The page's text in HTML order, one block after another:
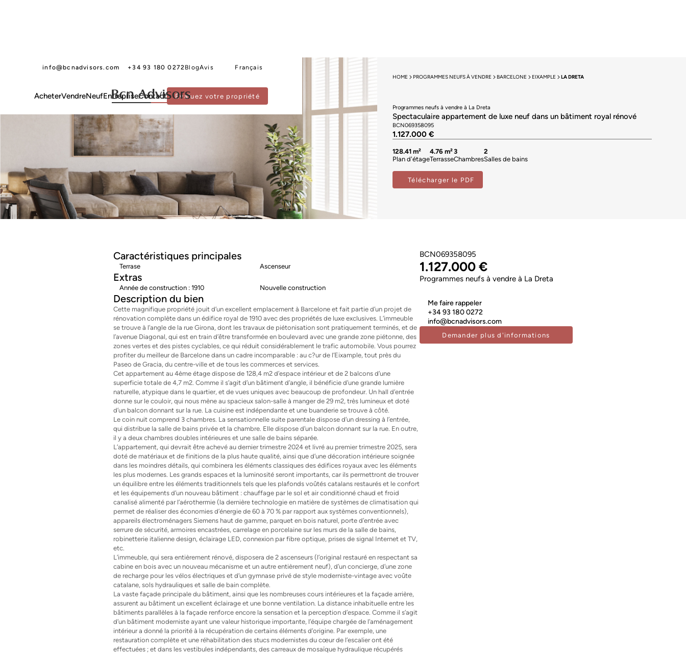
info@bcnadvisors.com +34 93 180 0272BlogAvis Français
AcheterVendreNeufEntrepriseContact Évaluez votre propriété
HOME PROGRAMMES NEUFS À VENDRE BARCELONE EIXAMPLE LA DRETA
Télécharger le PDF
Programmes neufs à vendre à La Dreta
Spectaculaire appartement de luxe neuf dans un bâtiment royal rénové
BCN069358095
1.127.000 €
128.41 m²
Plan d'étage
4.76 m²
Terrasse
3
Chambres
2
Salles de bains
Caractéristiques principales
Terrase Ascenseur
Extras
Année de construction : 1910 Nouvelle construction
Description du bien
Cette magnifique propriété jouit d’un excellent emplacement à Barcelone et fait partie d’un projet de
rénovation complète dans un édifice royal de 1910 avec des propriétés de luxe exclusives. L’immeuble
se trouve à l’angle de la rue Girona, dont les travaux de piétonisation sont pratiquement terminés, et de
l’avenue Diagonal, qui est en train d’être transformée en boulevard avec une grande zone piétonne, des
zones vertes et des pistes cyclables, ce qui réduit considérablement le trafic automobile. Vous pourrez
profiter du meilleur de Barcelone dans un cadre incomparable : au c?ur de l’Eixample, tout près du
Paseo de Gracia, du centre-ville et de tous les commerces et services.
Cet appartement au 4ème étage dispose de 128,4 m2 d’espace intérieur et de 2 balcons d’une
superficie totale de 4,7 m2. Comme il s’agit d’un bâtiment d’angle, il bénéficie d’une grande lumière
naturelle, atypique dans le quartier, et de vues uniques avec beaucoup de profondeur. Un hall d’entrée
donne sur le couloir, qui nous mène au spacieux salon-salle à manger de 29 m2, très lumineux et doté
d’un balcon donnant sur la rue. La cuisine est indépendante et une buanderie se trouve à côté.
Le coin nuit comprend 3 chambres. La sensationnelle suite parentale dispose d’un dressing à l’entrée,
qui distribue la salle de bains privée et la chambre. Elle dispose d’un balcon donnant sur la rue. En outre,
il y a deux chambres doubles intérieures et une salle de bains séparée.
L’appartement, qui devrait être achevé au dernier trimestre 2024 et livré au premier trimestre 2025, sera
doté de matériaux et de finitions de la plus haute qualité, ainsi que d’une décoration intérieure soignée
dans les moindres détails, qui combinera les éléments classiques des édifices royaux avec les éléments
les plus modernes. Les grands espaces et la luminosité seront importants, car ils permettront de trouver
un équilibre entre les éléments traditionnels tels que les plafonds voûtés catalans restaurés et le confort
et les équipements d’un nouveau bâtiment : chauffage par le sol et air conditionné chaud et froid
canalisé alimenté par l’aérothermie (la dernière technologie en matière de systèmes de climatisation qui
permet de réaliser des économies d’énergie de 60 à 70 % par rapport aux systèmes conventionnels),
appareils électroménagers Siemens haut de gamme, parquet en bois naturel, porte d’entrée avec
serrure de sécurité, armoires encastrées, carrelage en porcelaine sur les murs de la salle de bains,
robinetterie italienne design, éclairage LED, connexion par fibre optique, prises de signal Internet et TV,
etc.
L’immeuble, qui sera entièrement rénové, disposera de 2 ascenseurs (l’original restauré en respectant sa
cabine en bois avec un nouveau mécanisme et un autre entièrement neuf), d’un concierge, d’une zone
de recharge pour les vélos électriques et d’un gymnase privé de style moderniste-vintage avec voûte
catalane, sols hydrauliques et salle de bain complète.
La vaste façade principale du bâtiment, ainsi que les nombreuses cours intérieures et la façade arrière,
assurent au bâtiment un excellent éclairage et une bonne ventilation. La distance inhabituelle entre les
bâtiments parallèles à la façade renforce encore la sensation et la perception d’espace. Comme il s’agit
d’un bâtiment moderniste ayant une valeur historique importante, l’équipe chargée de l’aménagement
intérieur a donné la priorité à la récupération de certains éléments d’origine. Par exemple, une
restauration complète et une réhabilitation des stucs modernistes du cœur de l’escalier ont été
effectuées ; et dans les vestibules indépendants, des carreaux de mosaïque hydraulique récupérés
BCN069358095
1.127.000 €
Programmes neufs à vendre à La Dreta
Me faire rappeler
+34 93 180 0272
info@bcnadvisors.com
Demander plus d'informations